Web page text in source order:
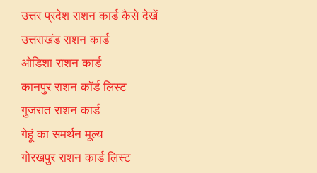
उत्तर प्रदेश राशन कार्ड कैसे देखें
उत्तराखंड राशन कार्ड
ओडिशा राशन कार्ड
कानपुर राशन कॉर्ड लिस्ट
गुजरात राशन कार्ड
गेहूं का समर्थन मूल्य
गोरखपुर राशन कार्ड लिस्ट